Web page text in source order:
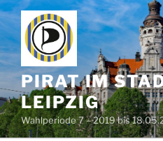
Zum
Inhalt
springen
PIRAT IM
LEIPZIG
Wahlperiode 7 – 2019 bis